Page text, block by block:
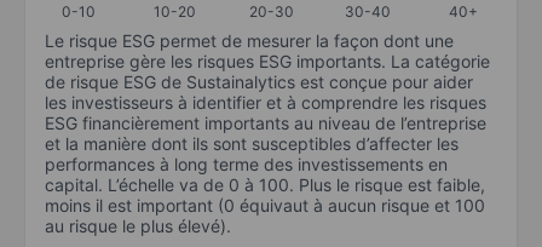
0-10 10-20 20-30 30-40 40+
Le risque ESG permet de mesurer la façon dont une
entreprise gère les risques ESG importants. La catégorie
de risque ESG de Sustainalytics est conçue pour aider
les investisseurs à identifier et à comprendre les risques
ESG financièrement importants au niveau de l’entreprise
et la manière dont ils sont susceptibles d’affecter les
performances à long terme des investissements en
capital. L’échelle va de 0 à 100. Plus le risque est faible,
moins il est important (0 équivaut à aucun risque et 100
au risque le plus élevé).